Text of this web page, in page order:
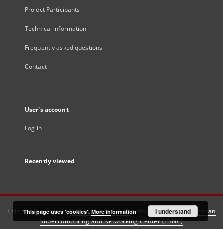
Project Participants
Technical information
Frequently asked questions
Contact
User's account
Log in
Recently viewed
This service runs onDInGO dLibra 6.3.21software created by
Poznan
Supercomputing and Networking Center (PSNC)
This page uses 'cookies'. More information I understand